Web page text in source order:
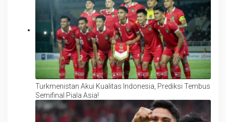
Turkmenistan Akui Kualitas Indonesia, Prediksi Tembus
Semifinal Piala Asia!